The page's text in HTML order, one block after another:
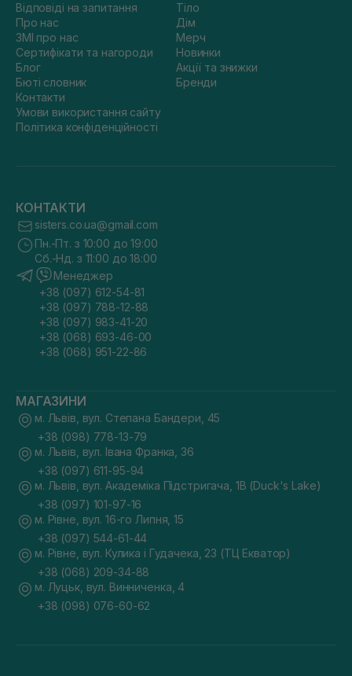
Відповіді на запитання
Про нас
ЗМІ про нас
Сертифікати та нагороди
Блог
Бюті словник
Контакти
Умови використання сайту
Політика конфіденційності
Тіло
Дім
Мерч
Новинки
Акції та знижки
Бренди
КОНТАКТИ
sisters.co.ua@gmail.com
Пн.-Пт. з 10:00 до 19:00
Сб.-Нд. з 11:00 до 18:00
Менеджер
+38 (097) 612-54-81
+38 (097) 788-12-88
+38 (097) 983-41-20
+38 (068) 693-46-00
+38 (068) 951-22-86
МАГАЗИНИ
м. Львів, вул. Степана Бандери, 45
+38 (098) 778-13-79
м. Львів, вул. Івана Франка, 36
+38 (097) 611-95-94
м. Львів, вул. Академіка Підстригача, 1В (Duck's Lake)
+38 (097) 101-97-16
м. Рівне, вул. 16-го Липня, 15
+38 (097) 544-61-44
м. Рівне, вул. Кулика і Гудачека, 23 (ТЦ Екватор)
+38 (068) 209-34-88
м. Луцьк, вул. Винниченка, 4
+38 (098) 076-60-62